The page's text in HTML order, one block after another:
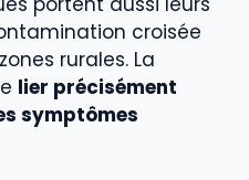
croisée
rurales. La
lier précisément
symptômes